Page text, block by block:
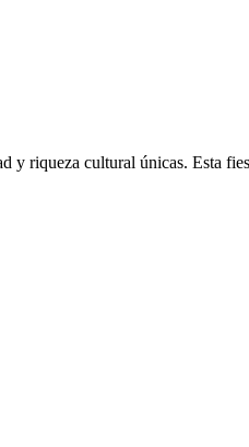
y riqueza cultural únicas. Esta